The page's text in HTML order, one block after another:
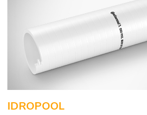
IDROPOOL